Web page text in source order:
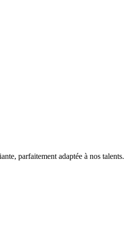
parfaitement adaptée à nos talents.